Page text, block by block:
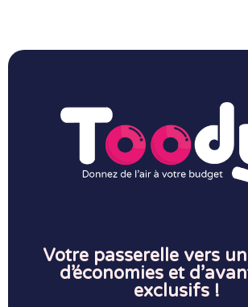
Votre passerelle vers
d’économies et
exclusifs !